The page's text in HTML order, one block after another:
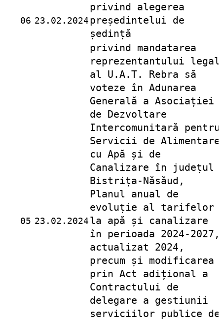
06 23.02.2024
privind alegerea
președintelui de
ședință
05 23.02.2024
privind mandatarea
reprezentantului legal
al U.A.T. Rebra să
voteze în Adunarea
Generală a Asociației
de Dezvoltare
Intercomunitară pentru
Servicii de Alimentare
cu Apă și de
Canalizare în județul
Bistrița-Năsăud,
Planul anual de
evoluție al tarifelor
la apă și canalizare
în perioada 2024-2027,
actualizat 2024,
precum și modificarea
prin Act adițional a
Contractului de
delegare a gestiunii
serviciilor publice de